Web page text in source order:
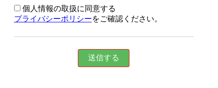
個人情報の取扱に同意する
プライバシーポリシーをご確認ください。